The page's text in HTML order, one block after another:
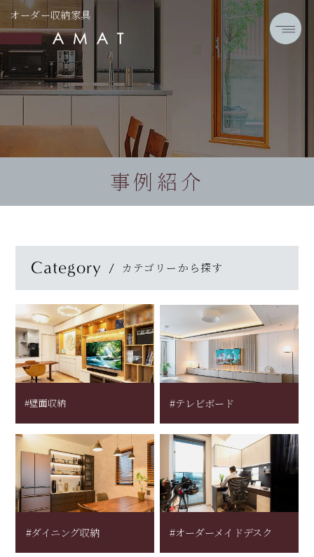
オーダー収納家具
事例紹介
Category カテゴリーから探す
#壁面収納 #テレビボード
#ダイニング収納 #オーダーメイドデスク